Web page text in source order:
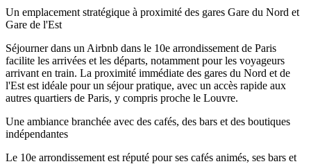
Un emplacement stratégique à proximité des gares Gare du Nord et
Gare de l'Est
Séjourner dans un Airbnb dans le 10e arrondissement de Paris
facilite les arrivées et les départs, notamment pour les voyageurs
arrivant en train. La proximité immédiate des gares du Nord et de
l'Est est idéale pour un séjour pratique, avec un accès rapide aux
autres quartiers de Paris, y compris proche le Louvre.
Une ambiance branchée avec des cafés, des bars et des boutiques
indépendantes
Le 10e arrondissement est réputé pour ses cafés animés, ses bars et